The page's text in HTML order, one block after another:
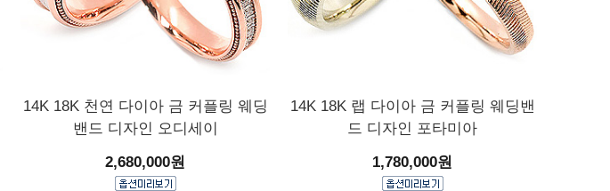
14K 18K 천연 다이아 금 커플링 웨딩
밴드 디자인 오디세이
2,680,000원
14K 18K 랩 다이아 금 커플링 웨딩밴
드 디자인 포타미아
1,780,000원